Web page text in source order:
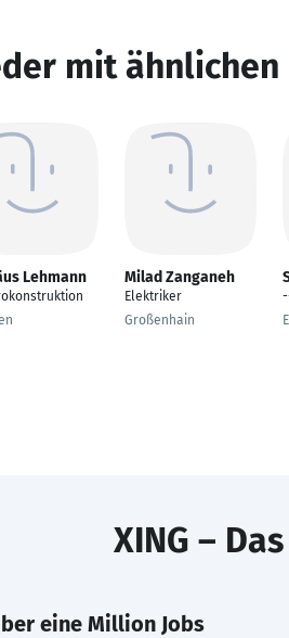
mit
Lehmann Milad Zanganeh
Elektriker
Großenhain
XING –
eine Million Jobs